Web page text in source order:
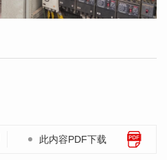
此内容PDF下载